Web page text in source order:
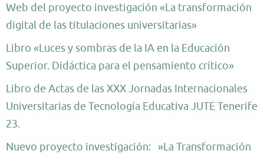
Web del proyecto investigación «La transformación
digital de las titulaciones universitarias»
Libro «Luces y sombras de la IA en la Educación
Superior. Didáctica para el pensamiento crítico»
Libro de Actas de las XXX Jornadas Internacionales
Universitarias de Tecnología Educativa JUTE Tenerife
23.
Nuevo proyecto investigación: »La Transformación